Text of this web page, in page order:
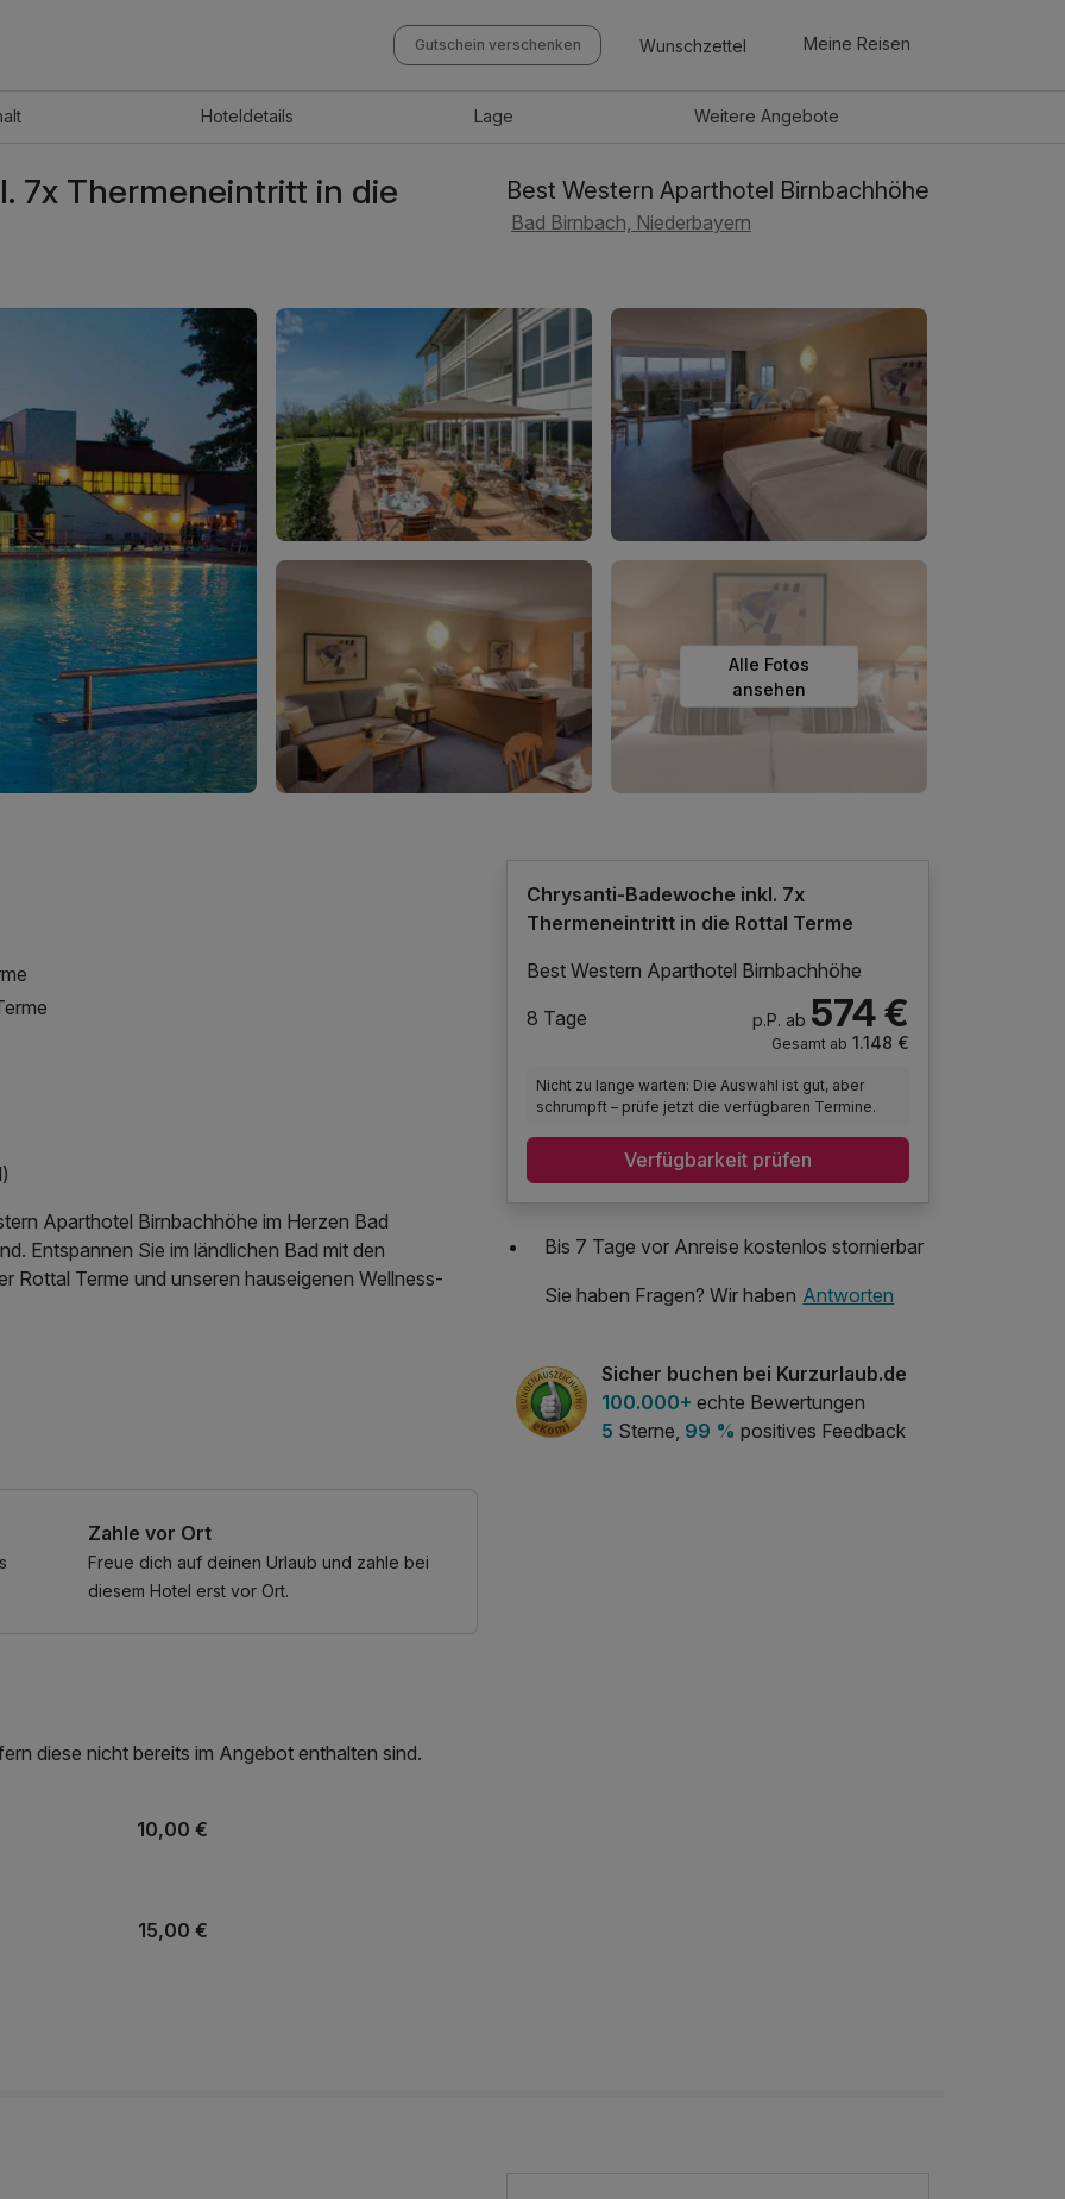
Gutschein verschenken Wunschzettel Meine Reisen
Hoteldetails Lage WeitereAngebote
7x Thermeneintritt in die
Best Western Aparthotel Birnbachhöhe
Bad Birnbach, Niederbayern
Alle Fotos
ansehen
Aparthotel Birnbachhöhe im Herzen Bad
Entspannen Sie im ländlichen Bad mit den
Rottal Terme und unseren hauseigenen Wellness-
ruhig und trotzdem zentral gelegen, nur 250 m
entfernt, finden Sie hier die ideale Kombination, um
Parkplatz, Nutzung des
Zahle vor Ort
Freue dich auf deinen Urlaub und zahle bei
diesem Hotel erst vor Ort.
diese nicht bereits im Angebot enthalten sind.
10,00 €
15,00 €
Gesicht
Chrysanti-Badewoche inkl. 7x
Thermeneintritt in die Rottal Terme
Best Western Aparthotel Birnbachhöhe
8 Tage
p.P. ab 574 €
Gesamt ab 1.148 €
Nicht zu lange warten: Die Auswahl ist gut, aber
schrumpft – prüfe jetzt die verfügbaren Termine.
Verfügbarkeit prüfen
Bis 7 Tage vor Anreise kostenlos stornierbar
Sie haben Fragen? Wir haben Antworten
Sicher buchen bei Kurzurlaub.de
100.000+ echte Bewertungen
5 Sterne, 99 % positives Feedback